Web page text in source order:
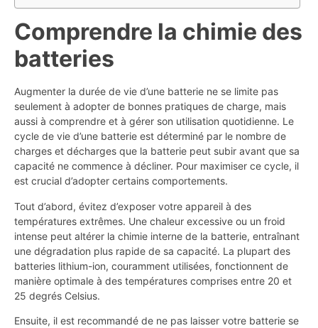
Comprendre la chimie des
batteries
Augmenter la durée de vie d’une batterie ne se limite pas
seulement à adopter de bonnes pratiques de charge, mais
aussi à comprendre et à gérer son utilisation quotidienne. Le
cycle de vie d’une batterie est déterminé par le nombre de
charges et décharges que la batterie peut subir avant que sa
capacité ne commence à décliner. Pour maximiser ce cycle, il
est crucial d’adopter certains comportements.
Tout d’abord, évitez d’exposer votre appareil à des
températures extrêmes. Une chaleur excessive ou un froid
intense peut altérer la chimie interne de la batterie, entraînant
une dégradation plus rapide de sa capacité. La plupart des
batteries lithium-ion, couramment utilisées, fonctionnent de
manière optimale à des températures comprises entre 20 et
25 degrés Celsius.
Ensuite, il est recommandé de ne pas laisser votre batterie se